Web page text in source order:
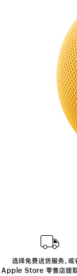
选择免费送货服务，或
Apple Store 零售店提